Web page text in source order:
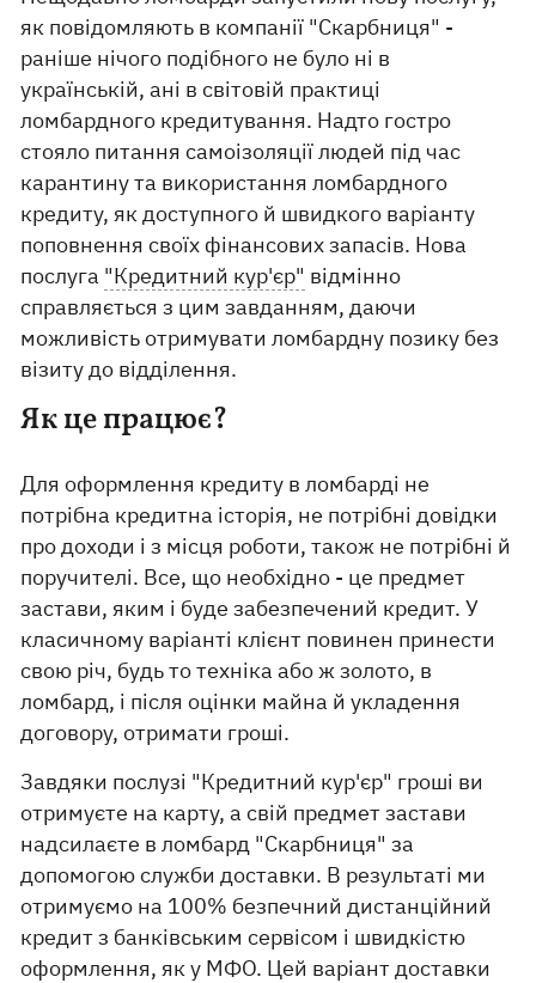
як повідомляють в компанії "Скарбниця" -
раніше нічого подібного не було ні в
українській, ані в світовій практиці
ломбардного кредитування. Надто гостро
стояло питання самоізоляції людей під час
карантину та використання ломбардного
кредиту, як доступного й швидкого варіанту
поповнення своїх фінансових запасів. Нова
послуга "Кредитний кур'єр" відмінно
справляється з цим завданням, даючи
можливість отримувати ломбардну позику без
візиту до відділення.
Як це працює?
Для оформлення кредиту в ломбарді не
потрібна кредитна історія, не потрібні довідки
про доходи і з місця роботи, також не потрібні й
поручителі. Все, що необхідно - це предмет
застави, яким і буде забезпечений кредит. У
класичному варіанті клієнт повинен принести
свою річ, будь то техніка або ж золото, в
ломбард, і після оцінки майна й укладення
договору, отримати гроші.
Завдяки послузі "Кредитний кур'єр" гроші ви
отримуєте на карту, а свій предмет застави
надсилаєте в ломбард "Скарбниця" за
допомогою служби доставки. В результаті ми
отримуємо на 100% безпечний дистанційний
кредит з банківським сервісом і швидкістю
оформлення, як у МФО. Цей варіант доставки